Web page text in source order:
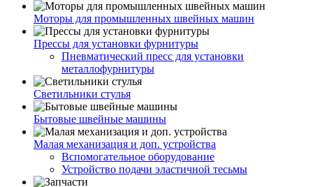
Моторы для промышленных швейных машин
Прессы для установки фурнитуры
Пневматический пресс для установки
металлофурнитуры
Светильники стулья
Бытовые швейные машины
Малая механизация и доп. устройства
Вспомогательное оборудование
Устройство подачи эластичной тесьмы